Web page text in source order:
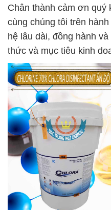
Chân thành cảm ơn quý
cùng chúng tôi trên
hệ lâu dài, đồng hành
thức và mục tiêu kinh